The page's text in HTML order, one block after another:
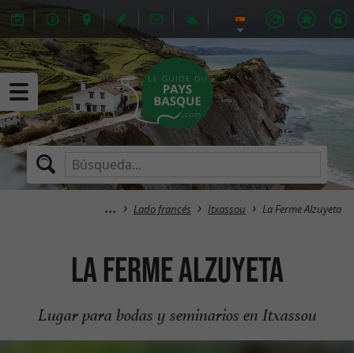
Lado francés Itxassou La Ferme Alzuyeta
La Ferme Alzuyeta
Lugar para bodas y seminarios en Itxassou